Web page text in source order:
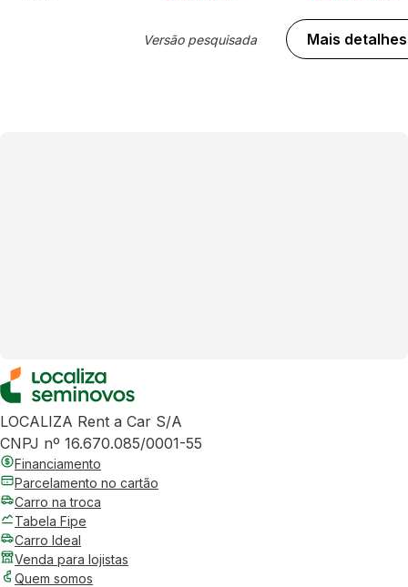
Versão pesquisada Mais detalhes
LOCALIZA Rent a Car S/A
CNPJ nº 16.670.085/0001-55
Financiamento
Parcelamento no cartão
Carro na troca
Tabela Fipe
Carro Ideal
Venda para lojistas
Quem somos